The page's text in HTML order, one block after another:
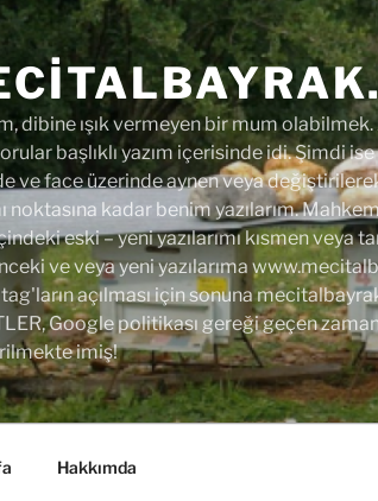
dibine ışık vermeyen bir mum olabilmek.
başlıklı yazım içerisinde idi. Şimdi ise
ve face üzerinde aynen veya değiştirilerek
noktasına kadar benim yazılarım.
eski – yeni yazılarımı kısmen veya
ve veya yeni yazılarıma
açılması için sonuna
Google politikası gereği geçen
imiş!
Hakkımda